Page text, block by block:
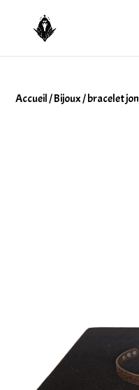
Accueil/Bijoux/ bracelet